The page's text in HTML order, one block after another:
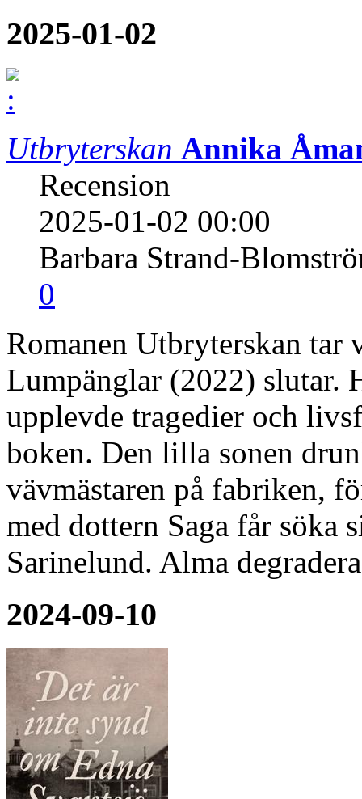
2025-01-02
Utbryterskan Annika
Recension
2025-01-02 00:00
Barbara Strand-
0
Romanen Utbryterskan
Lumpänglar (2022) slutar.
upplevde tragedier och
boken. Den lilla sonen
vävmästaren på fabriken,
med dottern Saga får söka
Sarinelund. Alma
2024-09-10